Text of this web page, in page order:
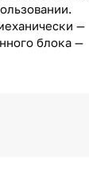
—
блока —